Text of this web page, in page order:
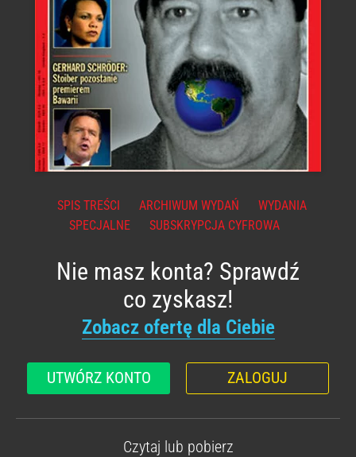
SPIS TREŚCI ARCHIWUM WYDAŃ
WYDANIA
SPECJALNE
SUBSKRYPCJA CYFROWA
Nie masz konta? Sprawdź
co zyskasz!
Zobacz ofertę dla Ciebie
UTWÓRZ KONTO ZALOGUJ
Czytaj lub pobierz